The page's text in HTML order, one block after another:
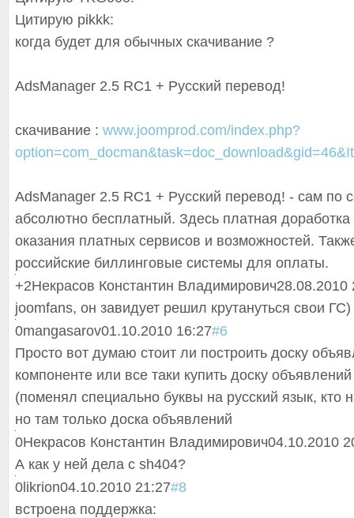
Цитирую pikkk:
когда будет для обычных скачивание ?
AdsManager 2.5 RC1 + Русский перевод!
скачивание : www.joomprod.com/index.php?
AdsManager 2.5 RC1 + Русский перевод! - сам по
абсолютно бесплатный. Здесь платная
оказания платных сервисов и возможностей.
российские биллинговые системы для оплаты.
+2Некрасов Константин Владимирович28.08.2010
joomfans, он завидует решил крутануться свои ГС)
0mangasarov01.10.2010 16:27#6
Просто вот думаю стоит ли построить доску
компоненте или все таки купить доску
(поменял специально буквы на русский язык, кто
но там только доска объявлений
0Некрасов Константин Владимирович04.10.2010
А как у ней дела с sh404?
0 likrion04.10.2010 21:27#8
встроена поддержка: